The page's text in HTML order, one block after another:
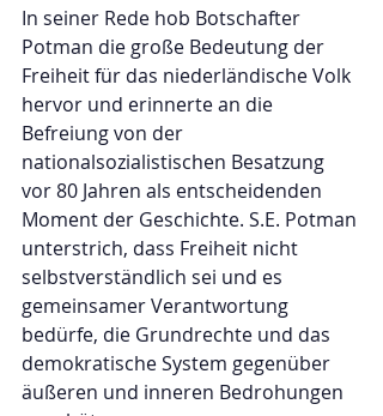
In seiner Rede hob Botschafter
Potman die große Bedeutung der
Freiheit für das niederländische Volk
hervor und erinnerte an die
Befreiung von der
nationalsozialistischen Besatzung
vor 80 Jahren als entscheidenden
Moment der Geschichte. S.E. Potman
unterstrich, dass Freiheit nicht
selbstverständlich sei und es
gemeinsamer Verantwortung
bedürfe, die Grundrechte und das
demokratische System gegenüber
äußeren und inneren Bedrohungen